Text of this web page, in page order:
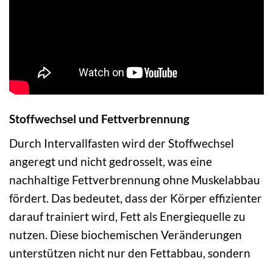
Stoffwechsel und Fettverbrennung
Durch Intervallfasten wird der Stoffwechsel
angeregt und nicht gedrosselt, was eine
nachhaltige Fettverbrennung ohne Muskelabbau
fördert. Das bedeutet, dass der Körper effizienter
darauf trainiert wird, Fett als Energiequelle zu
nutzen. Diese biochemischen Veränderungen
unterstützen nicht nur den Fettabbau, sondern